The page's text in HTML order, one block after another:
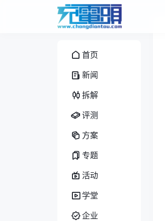
首页
新闻
拆解
评测
方案
专题
活动
学堂
企业